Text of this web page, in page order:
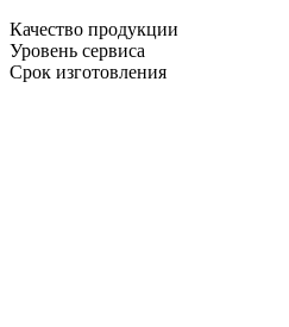
Качество продукции
Уровень сервиса
Срок изготовления